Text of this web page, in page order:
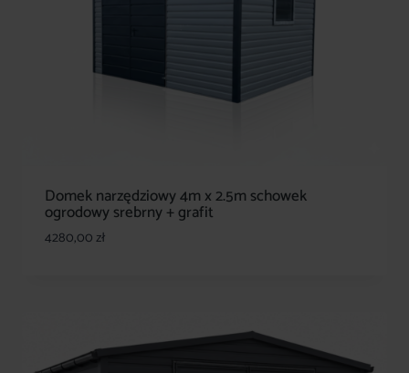
Domek narzędziowy 4m x 2.5m schowek
ogrodowy srebrny + grafit
4280,00zł